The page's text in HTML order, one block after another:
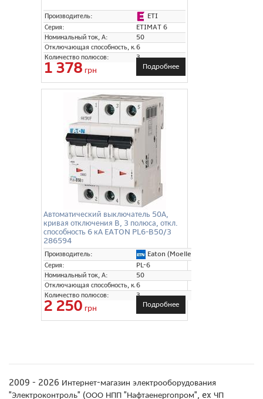
Производитель:
ETI
Серия:
ETIMAT 6
Номинальный ток, А:
50
Отключающая способность, кА:
6
Количество полюсов:
3
1 378 грн Подробнее
Автоматический выключатель 50А,
кривая отключения B, 3 полюса, откл.
способность 6 кА EATON PL6-B50/3
286594
Производитель:
Eaton (Moeller)
Серия:
PL-6
Номинальный ток, А:
50
Отключающая способность, кА:
6
Количество полюсов:
3
2 250 грн Подробнее
2009 - 2026 Интернет-магазин электрооборудования
"Электроконтроль" (ООО НПП "Нафтаенергопром", ex ЧП